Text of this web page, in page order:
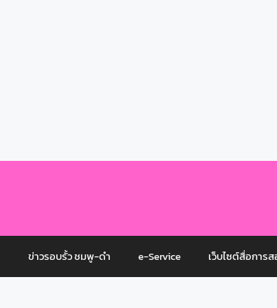
ข่าวรอบรั้ว ชมพู-ดำ e-Service เว็บไซต์สื่อการ